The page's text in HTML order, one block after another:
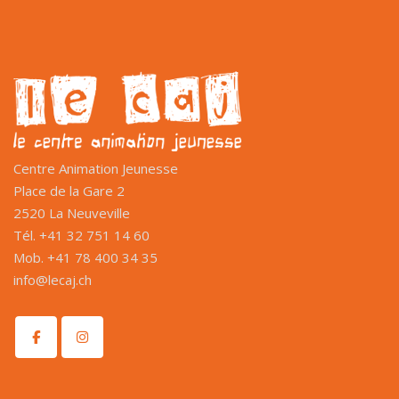
Centre Animation Jeunesse
Place de la Gare 2
2520 La Neuveville
Tél. +41 32 751 14 60
Mob. +41 78 400 34 35
info@lecaj.ch